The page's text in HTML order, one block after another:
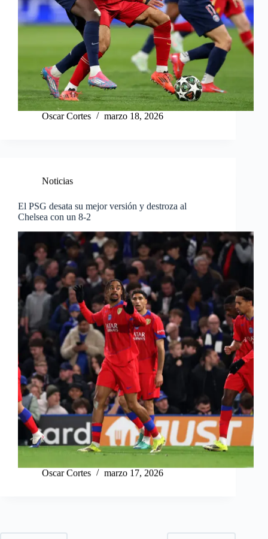
Oscar Cortes marzo 18, 2026
Noticias
El PSG desata su mejor versión y destroza al
Chelsea con un 8-2
Oscar Cortes marzo 17, 2026